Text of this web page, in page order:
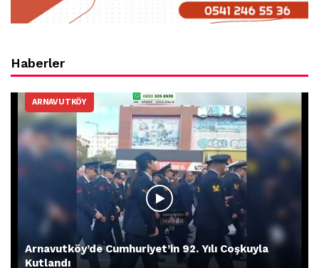
Haberler
ARNAVUTKÖY
Arnavutköy’de Cumhuriyet’in 92. Yılı Coşkuyla
Kutlandı